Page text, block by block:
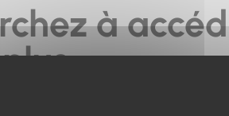
à
ou à utiliser le menu pour trouver